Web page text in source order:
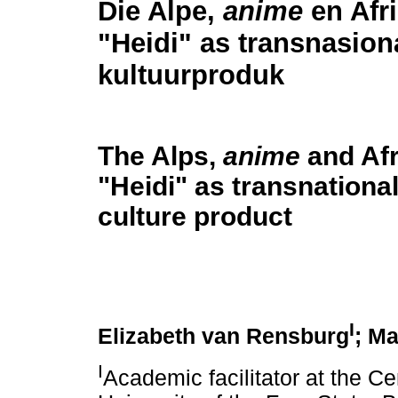
Die Alpe, anime en
"Heidi" as
kultuurproduk
The Alps, anime and
"Heidi" as
culture product
Elizabeth van RensburgI;
IAcademic facilitator at the